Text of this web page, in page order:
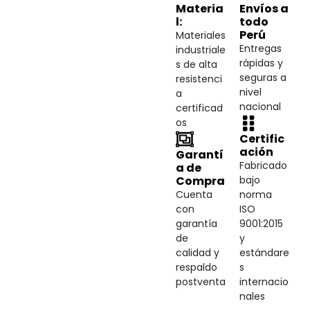
Materia
l:
Materiales
industriale
s de alta
resistenci
a
certificad
os
Garantí
a de
Compra
Cuenta
con
garantía
de
calidad y
respaldo
postventa
Envíos a
todo
Perú
Entregas
rápidas y
seguras a
nivel
nacional
Certific
ación
Fabricado
bajo
norma
ISO
9001:2015
y
estándare
s
internacio
nales